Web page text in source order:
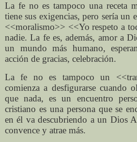
La fe no es tampoco una receta
tiene sus exigencias, pero sería un
<<moralismo>> <<Yo respeto a
nadie. La fe es, además, amor a
un mundo más humano,
acción de gracias, celebración.
La fe no es tampoco un
comienza a desfigurarse cuando
que nada, es un encuentro
cristiano es una persona que se
en él va descubriendo a un Dios
convence y atrae más.